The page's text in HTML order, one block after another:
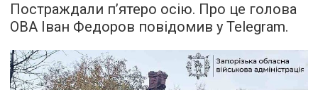
Постраждали п’ятеро осію. Про це голова
ОВА Іван Федоров повідомив у Telegram.